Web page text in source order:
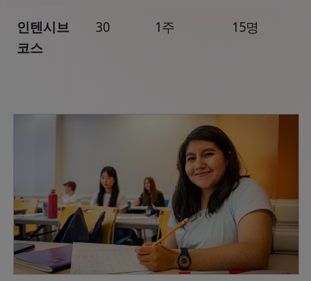
인텐시브
코스
30 1주 15명